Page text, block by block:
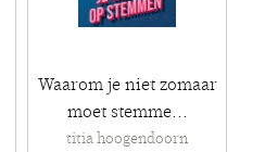
Waarom je niet zomaar
moet stemme...
titia hoogendoorn